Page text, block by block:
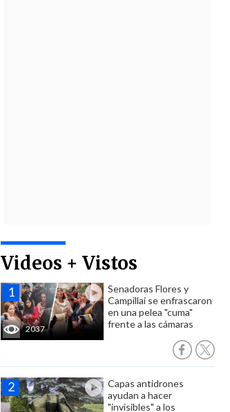
Videos + Vistos
2037
Senadoras Flores y
Campillai se enfrascaron
en una pelea "cuma"
frente a las cámaras
Capas antidrones
ayudan a hacer
"invisibles" a los